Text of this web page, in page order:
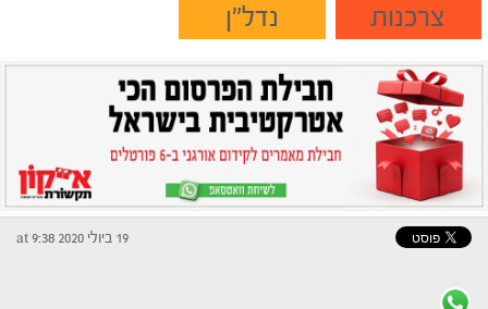
צרכנות
נדל"ן
19 ביולי 2020 at 9:38